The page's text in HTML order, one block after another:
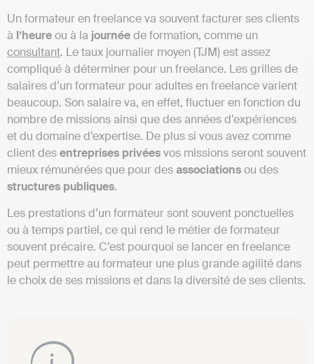
Un formateur en freelance va souvent facturer ses clients
à l’heureou à la journéede formation, comme un
consultant. Le taux journalier moyen (TJM) est assez
compliqué à déterminer pour un freelance. Les grilles de
salaires d’un formateur pour adultes en freelance varient
beaucoup. Son salaire va, en effet, fluctuer en fonction du
nombre de missions ainsi que des années d’expériences
et du domaine d’expertise. De plus si vous avez comme
client desentreprises privéesvos missions seront souvent
mieux rémunérées que pour desassociationsou des
structures publiques.
Les prestations d’un formateur sont souvent ponctuelles
ou à temps partiel, ce qui rend le métier de formateur
souvent précaire. C’est pourquoi se lancer en freelance
peut permettre au formateur une plus grande agilité dans
le choix de ses missions et dans la diversité de ses clients.